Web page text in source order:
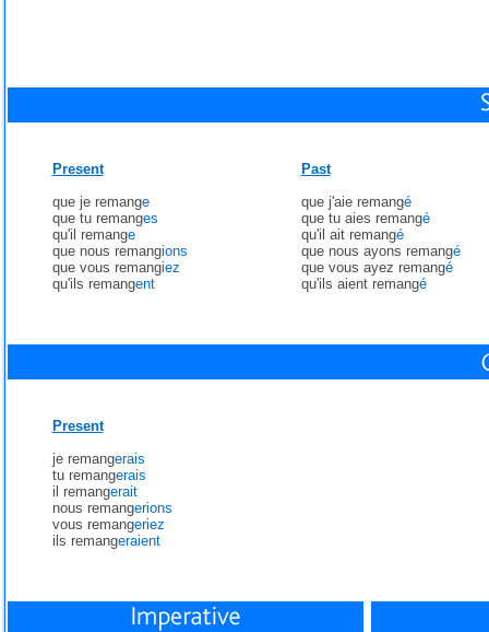
Present
que je remange
que tu remanges
qu'il remange
que nous remangions
que vous remangiez
qu'ils remangent
Past
que j'aie remangé
que tu aies remangé
qu'il ait remangé
que nous ayons remangé
que vous ayez remangé
qu'ils aient remangé
Present
je remangerais
tu remangerais
il remangerait
nous remangerions
vous remangeriez
ils remangeraient